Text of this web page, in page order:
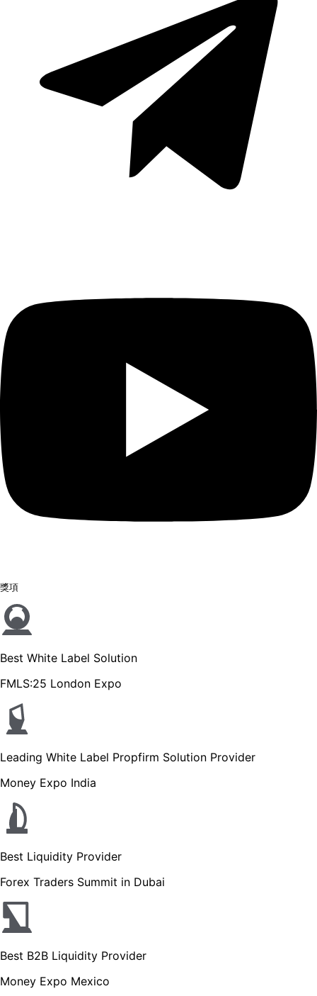
獎項
Best White Label Solution
FMLS:25 London Expo
Leading White Label Propfirm Solution Provider
Money Expo India
Best Liquidity Provider
Forex Traders Summit in Dubai
Best B2B Liquidity Provider
Money Expo Mexico